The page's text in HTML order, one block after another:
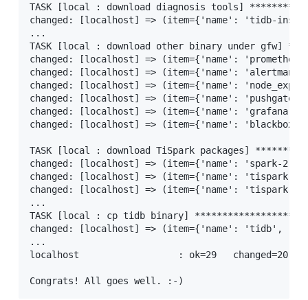
TASK [local : download diagnosis tools]
changed: [localhost] => (item={'name': 'tidb-
...
TASK [local : download other binary
changed: [localhost] => (item={'name':
changed: [localhost] => (item={'name':
changed: [localhost] => (item={'name':
changed: [localhost] => (item={'name':
changed: [localhost] => (item={'name':
changed: [localhost] => (item={'name':
TASK [local : download TiSpark
changed: [localhost] => (item={'name': 'spark-
changed: [localhost] => (item={'name':
changed: [localhost] => (item={'name':
...
TASK [local : cp tidb binary]
changed: [localhost] => (item={'name': 'tidb',
...
localhost                  : ok=29
Congrats! All goes well. :-)